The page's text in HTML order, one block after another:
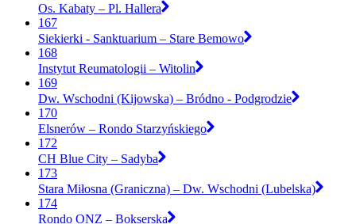
Os. Kabaty – Pl. Hallera
167
Siekierki - Sanktuarium – Stare Bemowo
168
Instytut Reumatologii – Witolin
169
Dw. Wschodni (Kijowska) – Bródno - Podgrodzie
170
Elsnerów – Rondo Starzyńskiego
172
CH Blue City – Sadyba
173
Stara Miłosna (Graniczna) – Dw. Wschodni (Lubelska)
174
Rondo ONZ – Bokserska